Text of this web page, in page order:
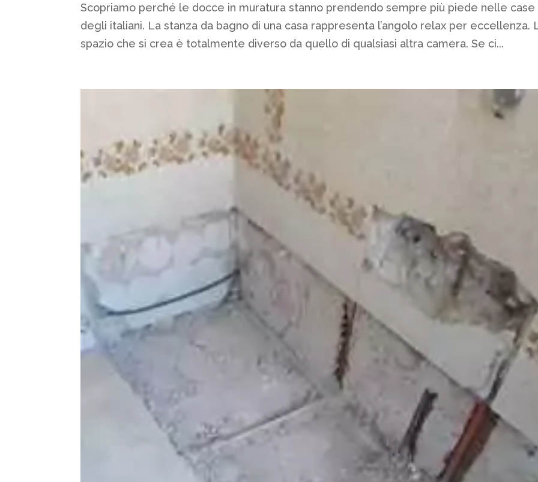
Scopriamo perché le docce in muratura stanno prendendo sempre più piede nelle case
degli italiani. La stanza da bagno di una casa rappresenta l’angolo relax per eccellenza.
spazio che si crea è totalmente diverso da quello di qualsiasi altra camera. Se ci...